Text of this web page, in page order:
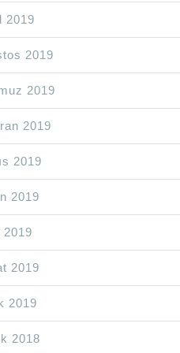
2019
2019
2019
2019
2019
2019
2019
2019
2019
2018